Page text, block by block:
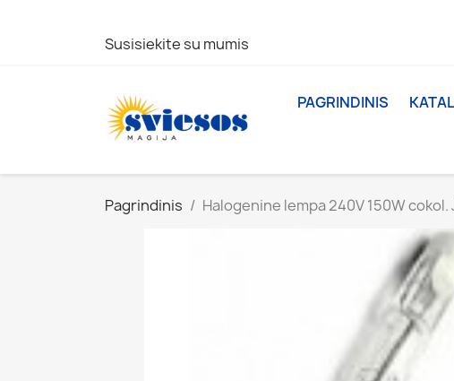
Susisiekite su mumis
PAGRINDINIS
Pagrindinis Halogenine lempa 240V 150W cokol.